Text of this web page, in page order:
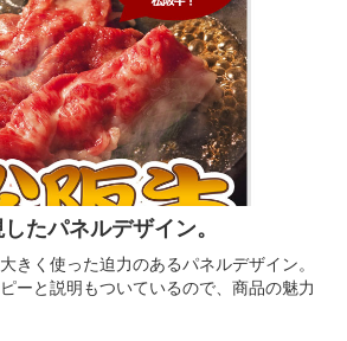
たパネルデザイン。
きく使った迫力のあるパネルデザイン。
ーと説明もついているので、商品の魅力